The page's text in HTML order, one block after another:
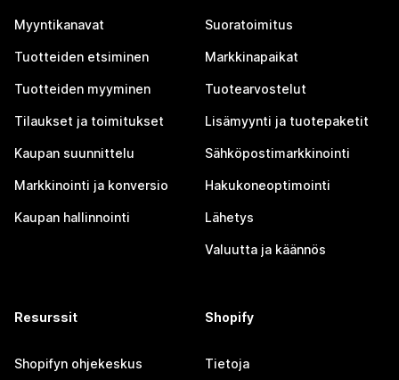
Myyntikanavat
Tuotteiden etsiminen
Tuotteiden myyminen
Tilaukset ja toimitukset
Kaupan suunnittelu
Markkinointi ja konversio
Kaupan hallinnointi
Suoratoimitus
Markkinapaikat
Tuotearvostelut
Lisämyynti ja tuotepaketit
Sähköpostimarkkinointi
Hakukoneoptimointi
Lähetys
Valuutta ja käännös
Resurssit
Shopifyn ohjekeskus
Shopify
Tietoja